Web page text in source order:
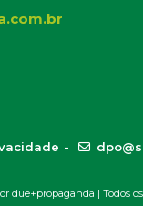
-
due+propaganda | Todos